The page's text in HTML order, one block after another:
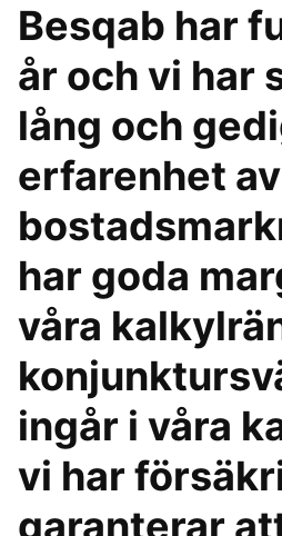
Besqab har
år och vi har
lång och
erfarenhet av
har goda
våra
ingår i våra
vi har
garanterar